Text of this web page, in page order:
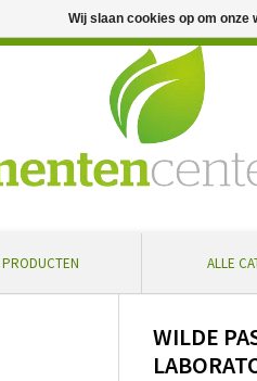
ALLE
WILDE
Wij slaan cookies op om
levering ... Ontvang 5 %